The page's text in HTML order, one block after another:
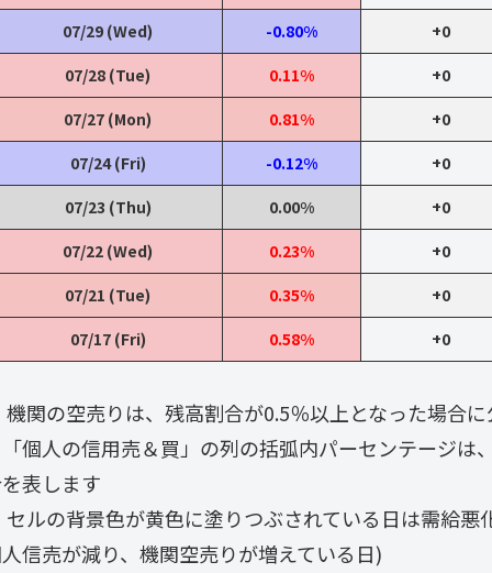
07/29 (Wed)
-0.80%
+0
07/28 (Tue)
0.11%
+0
07/27 (Mon)
0.81%
+0
07/24 (Fri)
-0.12%
+0
07/23 (Thu)
0.00%
+0
07/22 (Wed)
0.23%
+0
07/21 (Tue)
0.35%
+0
07/17 (Fri)
0.58% +0
機関の空売りは、残高割合が0.5％以上となった場合
個人の信用売＆買」の列の括弧内パーセンテージは
表します
セルの背景色が黄色に塗りつぶされている日は需給
信売が減り、機関空売りが増えている日)